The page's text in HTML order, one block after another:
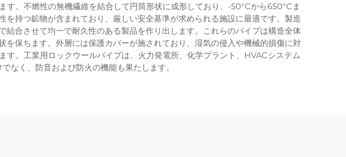
。不燃性の無機繊維を結合して円筒形状に成形しており、-50°Cから650°Cま
持つ鉱物が含まれており、厳しい安全基準が求められる施設に最適です。製造
合させて均一で耐久性のある製品を作り出します。これらのパイプは構造全体
保ちます。外層には保護カバーが施されており、湿気の侵入や機械的損傷に対
。工業用ロックウールパイプは、火力発電所、化学プラント、HVACシステム
なく、防音および防火の機能も果たします。